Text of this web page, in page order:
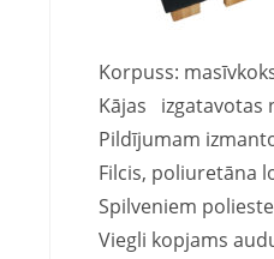
Korpuss:
Kājas izgatavotas
Pildījumam
Filcis, poliuretāna
Spilveniem
Viegli kopjams